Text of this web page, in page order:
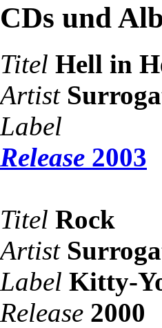
CDs und
Titel Hell in
Artist
Label
Release 2003
Titel Rock
Artist
Label Kitty-
Release 2000